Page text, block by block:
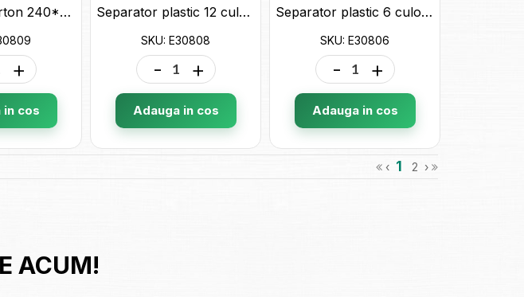
Separator carton 240*105/200gr 100buc E30809
+
in cos
Separator plastic 12 culori E30808
SKU: E30808
- +
Adauga in cos
Separator plastic 6 culori E30806
SKU: E30806
- +
Adauga in cos
‹ 1 2 ›
ACUM!